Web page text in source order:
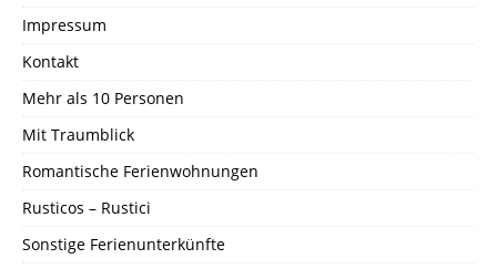
Impressum
Kontakt
Mehr als 10 Personen
Mit Traumblick
Romantische Ferienwohnungen
Rusticos – Rustici
Sonstige Ferienunterkünfte